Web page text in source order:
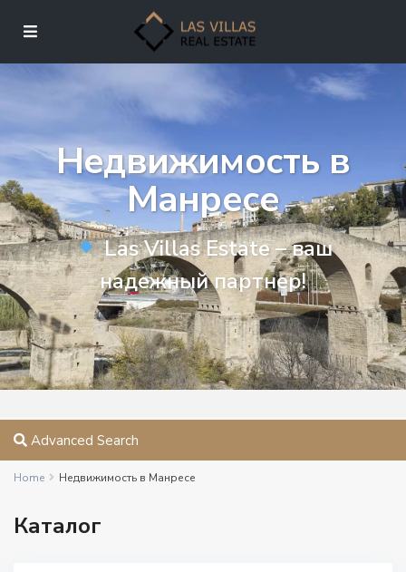
Недвижимость в
Манресе
Las Villas Estate – ваш
надежный партнер!
Advanced Search
Home Недвижимость в Манресе
Каталог